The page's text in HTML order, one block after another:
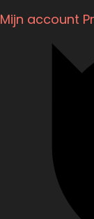
Mijn account